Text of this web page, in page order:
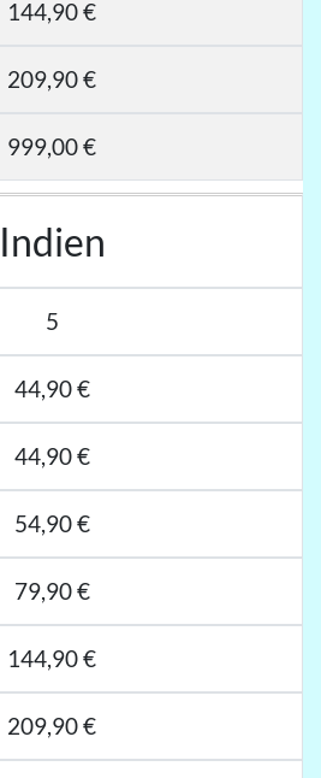
144,90 €
209,90 €
999,00 €
Indien
5
44,90 €
44,90 €
54,90 €
79,90 €
144,90 €
209,90 €